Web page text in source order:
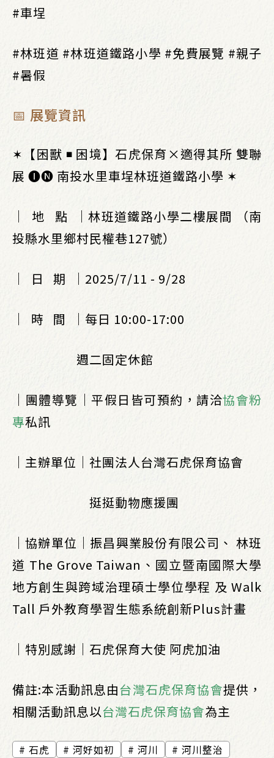
#車埕
#林班道 #林班道鐵路小學 #免費展覽 #親子
#暑假
📅 展覽資訊
✶【困獸 ◾ 困境】石虎保育×適得其所 雙聯
展 🅘🅝 南投水里車埕林班道鐵路小學 ✶
｜ ​ 地 ​ ​ 點 ​ ｜林班道鐵路小學二樓展間 （南
投縣水里鄉村民權巷127號）
｜ ​ 日 ​ ​ 期 ​ ｜2025/7/11 - 9/28
｜ ​ 時 ​ ​ 間 ​ ｜每日 10:00-17:00
​ ​ ​ ​ ​ ​ ​ ​ ​ ​ ​ ​ ​ ​ ​ ​ ​ ​ ​ ​ ​ 週二固定休館
｜團體導覽｜平假日皆可預約，請洽協會粉
專私訊
｜主辦單位｜社團法人台灣石虎保育協會
挺挺動物應援團
｜協辦單位｜振昌興業股份有限公司、 林班
道 The Grove Taiwan、國立暨南國際大學
地方創生與跨域治理碩士學位學程 及 Walk
Tall 戶外教育學習生態系統創新Plus計畫
｜特別感謝｜石虎保育大使 阿虎加油
備註:本活動訊息由台灣石虎保育協會提供，
相關活動訊息以台灣石虎保育協會為主
石虎 河好如初 河川
河川整治